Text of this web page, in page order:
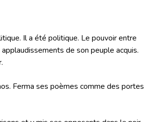
Il a été politique. Le pouvoir entre
de son peuple acquis.
Ferma ses poèmes comme des portes